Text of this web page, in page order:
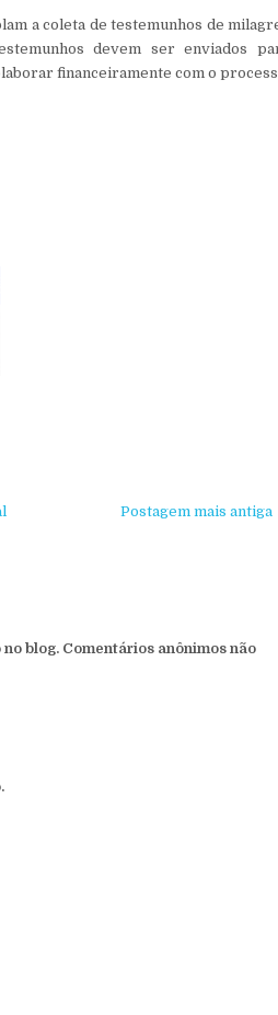
a coleta de testemunhos de
devem ser enviados
financeiramente com o
Postagem mais antiga
blog. Comentários anônimos não